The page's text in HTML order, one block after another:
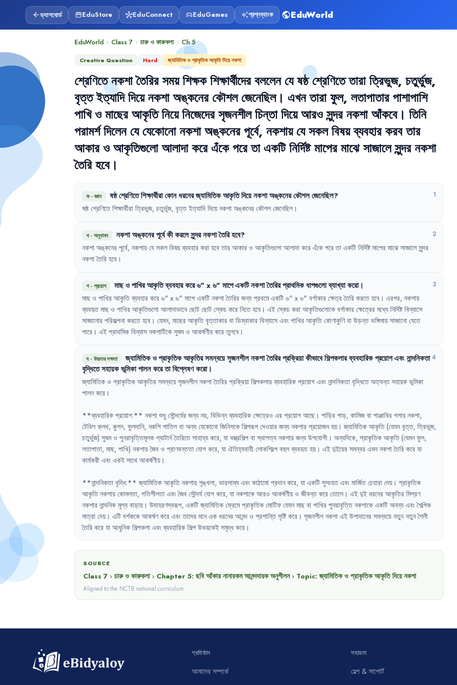
arrow_backড্যাশবোর্ড storefrontEduStore hubEduConnect sports_esportsEduGames auto_awesomeপ্রশ্নব্যাংক publicEduWorld
EduWorld chevron_right Class 7 chevron_right চারু ও কারুকলা chevron_right Ch5
Creative Question Hard জ্যামিতিক ও প্রাকৃতিক আকৃতি দিয়ে নকশা
শ্রেণিতে নকশা তৈরির সময় শিক্ষক শিক্ষার্থীদের বললেন যে ষষ্ঠ শ্রেণিতে তারা ত্রিভুজ, চতুর্ভুজ,
বৃত্ত ইত্যাদি দিয়ে নকশা অঙ্কনের কৌশল জেনেছিল। এখন তারা ফুল, লতাপাতার পাশাপাশি
পাখি ও মাছের আকৃতি নিয়ে নিজেদের সৃজনশীল চিন্তা দিয়ে আরও সুন্দর নকশা আঁকবে। তিনি
পরামর্শ দিলেন যে যেকোনো নকশা অঙ্কনের পূর্বে, নকশায় যে সকল বিষয় ব্যবহার করব তার
আকার ও আকৃতিগুলো আলাদা করে এঁকে পরে তা একটি নির্দিষ্ট মাপের মাঝে সাজালে সুন্দর নকশা
তৈরি হবে।
ক·জ্ঞান ষষ্ঠশ্রেণিতেশিক্ষার্থীরাকোনধরনেরজ্যামিতিকআকৃতিদিয়েনকশাঅঙ্কনেরকৌশলজেনেছিল? 1
ষষ্ঠ শ্রেণিতে শিক্ষার্থীরা ত্রিভুজ, চতুর্ভুজ, বৃত্ত ইত্যাদি দিয়ে নকশা অঙ্কনের কৌশল জেনেছিল ।
খ· অনুধাবন নকশাঅঙ্কনেরপূর্বেকীকরলেসুন্দরনকশাতৈরিহবে? 2
নকশা অঙ্কনের পূর্বে, নকশায় যে সকল বিষয় ব্যবহার করা হবে তার আকার ও আকৃতিগুলো আলাদা করে এঁকে পরে তা একটি নির্দিষ্ট মাপের মাঝে সাজালে সুন্দর
নকশা তৈরি হবে ।
গ· প্রয়োগ মাছওপাখিরআকৃতিব্যবহারকরে৬" x৬" মাপেএকটিনকশাতৈরিরপ্রাথমিকধাপগুলোব্যাখ্যাকরো। 3
মাছ ও পাখির আকৃতি ব্যবহার করে ৬" x ৬" মাপে একটি নকশা তৈরির জন্য প্রথমে একটি ৬" x ৬" বর্গাকার ক্ষেত্র তৈরি করতে হবে । এরপর, নকশায়
ব্যবহৃত মাছ ও পাখির আকৃতিগুলো আলাদাভাবে ছোট ছোট স্কেচ করে নিতে হবে । এই স্কেচ করা আকৃতিগুলোকে বর্গাকার ক্ষেত্রের মধ্যে নির্দিষ্ট বিন্যাসে
সাজানোর পরিকল্পনা করতে হবে । যেমন, মাছের আকৃতি বৃত্তাকার বা ডিম্বাকার বিন্যাসে এবং পাখির আকৃতি কোণাকুণি বা উড়ন্ত ভঙ্গিমায় সাজানো যেতে
পারে । এই প্রাথমিক বিন্যাস নকশাটিকে সুষম ও আকর্ষণীয় করে তুলবে ।
ঘ· উচ্চতর দক্ষতা জ্যামিতিকওপ্রাকৃতিকআকৃতিরসমন্বয়েসৃজনশীলনকশাতৈরিরপ্রক্রিয়াকীভাবেশিল্পকলারব্যবহারিকপ্রয়োগএবংনান্দনিকতা
বৃদ্ধিতেসহায়কভূমিকাপালনকরেতাবিশ্লেষণকরো।
4
জ্যামিতিক ও প্রাকৃতিক আকৃতির সমন্বয়ে সৃজনশীল নকশা তৈরির প্রক্রিয়া শিল্পকলার ব্যবহারিক প্রয়োগ এবং নান্দনিকতা বৃদ্ধিতে অত্যন্ত সহায়ক ভূমিকা
পালন করে ।
**ব্যবহারিক প্রয়োগ:** নকশা শুধু সৌন্দর্যের জন্য নয়, বিভিন্ন ব্যবহারিক ক্ষেত্রেও এর প্রয়োগ আছে । শাড়ির পাড়, কামিজ বা পাঞ্জাবির গলার নকশা,
টেবিল ক্লথ, কুশন, ফুলদানি, নকশি পাতিল বা অন্য যেকোনো জিনিসকে শিল্পরূপ দেওয়ার জন্য নকশার প্রয়োজন হয় । জ্যামিতিক আকৃতি (যেমন বৃত্ত, ত্রিভুজ,
চতুর্ভুজ) সুষম ও পুনরাবৃত্তিমূলক প্যাটার্ন তৈরিতে সাহায্য করে, যা বস্ত্রশিল্প বা স্থাপত্য নকশার জন্য উপযোগী । অন্যদিকে, প্রাকৃতিক আকৃতি (যেমন ফুল,
লতাপাতা, মাছ, পাখি) নকশায় জৈব ও প্রাণবন্ততা যোগ করে, যা ঐতিহ্যবাহী লোকশিল্পে বহুল ব্যবহৃত হয় । এই দুইয়ের সমন্বয় এমন নকশা তৈরি করে যা
কার্যকরী এবং একই সাথে আকর্ষণীয় ।
**নান্দনিকতা বৃদ্ধি:** জ্যামিতিক আকৃতি নকশায় শৃঙ্খলা, ভারসাম্য এবং কাঠামো প্রদান করে, যা একটি সুসংহত এবং মার্জিত চেহারা দেয় । প্রাকৃতিক
আকৃতি নকশায় কোমলতা, গতিশীলতা এবং জৈব সৌন্দর্য যোগ করে, যা নকশাকে আরও আকর্ষণীয় ও জীবন্ত করে তোলে । এই দুই ধরনের আকৃতির মিশ্রণ
নকশার নান্দনিক মূল্য বাড়ায় । উদাহরণস্বরূপ, একটি জ্যামিতিক ফ্রেমে প্রাকৃতিক মোটিফ যেমন মাছ বা পাখির পুনরাবৃত্তি নকশাকে একটি অনন্য এবং শৈল্পিক
মাত্রা দেয় । এটি দর্শককে আকর্ষণ করে এবং তাদের মনে এক ধরনের আনন্দ ও প্রশান্তি সৃষ্টি করে । সৃজনশীল নকশা এই উপাদানের সমন্বয়ে নতুন নতুন শৈলী
তৈরি করে যা আধুনিক শিল্পকলা এবং ব্যবহারিক শিল্প উভয়কেই সমৃদ্ধ করে ।
SOURCE
Class 7 › চারু ও কারুকলা › Chapter 5: ছবি আঁকার নানারকম আনন্দদায়ক অনুশীলন › Topic:জ্যামিতিক ও প্রাকৃতিক আকৃতি দিয়ে নকশা
Aligned to the NCTB national curriculum.
প্রতিষ্ঠান
আমাদের সম্পর্কে
সহায়তা
হেল্প & সাপোর্ট